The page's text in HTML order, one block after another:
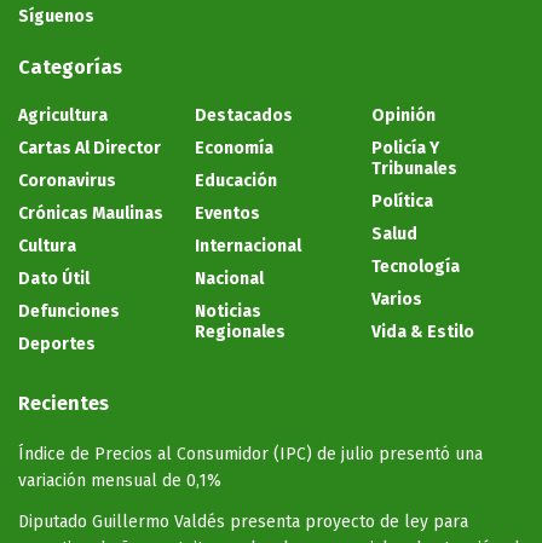
Síguenos
Categorías
Agricultura
Cartas Al Director
Coronavirus
Crónicas Maulinas
Cultura
Dato Útil
Defunciones
Deportes
Destacados
Economía
Educación
Eventos
Internacional
Nacional
Noticias
Regionales
Opinión
Policía Y
Tribunales
Política
Salud
Tecnología
Varios
Vida & Estilo
Recientes
Índice de Precios al Consumidor (IPC) de julio presentó una
variación mensual de 0,1%
Diputado Guillermo Valdés presenta proyecto de ley para